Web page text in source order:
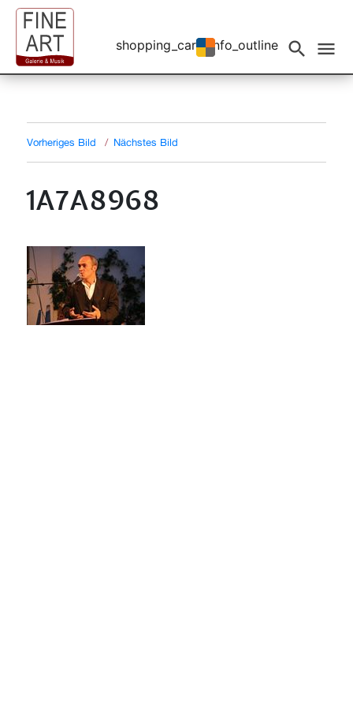
search
shopping_cart info_outline
Events filtern menu
Vorheriges Bild Nächstes Bild
1A7A8968